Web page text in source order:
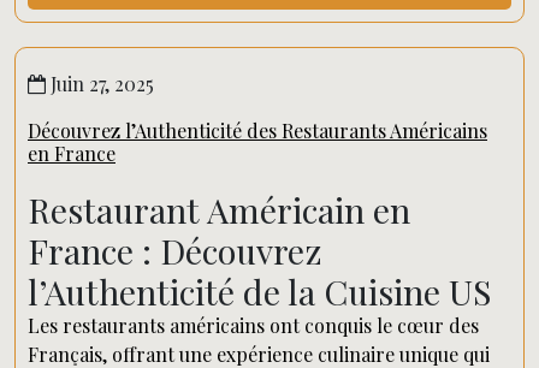
Juin 27, 2025
Découvrez l’Authenticité des Restaurants Américains
en France
Restaurant Américain en
France : Découvrez
l’Authenticité de la Cuisine US
Les restaurants américains ont conquis le cœur des
Français, offrant une expérience culinaire unique qui